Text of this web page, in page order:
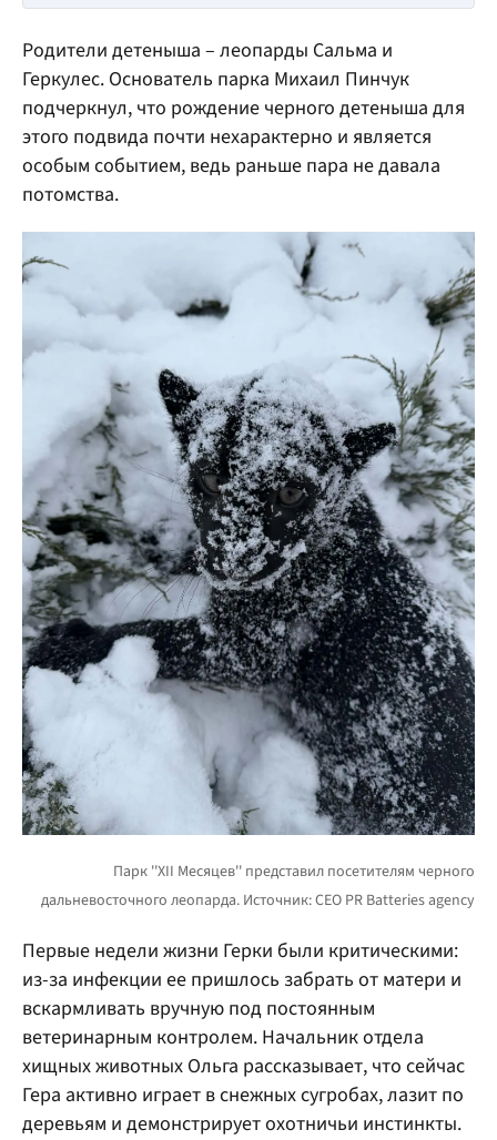
Родители детеныша – леопарды Сальма и
Геркулес. Основатель парка Михаил Пинчук
подчеркнул, что рождение черного детеныша для
этого подвида почти нехарактерно и является
особым событием, ведь раньше пара не давала
потомства.
Первые недели жизни Герки были критическими:
из-за инфекции ее пришлось забрать от матери и
вскармливать вручную под постоянным
ветеринарным контролем. Начальник отдела
хищных животных Ольга рассказывает, что сейчас
Гера активно играет в снежных сугробах, лазит по
деревьям и демонстрирует охотничьи инстинкты.